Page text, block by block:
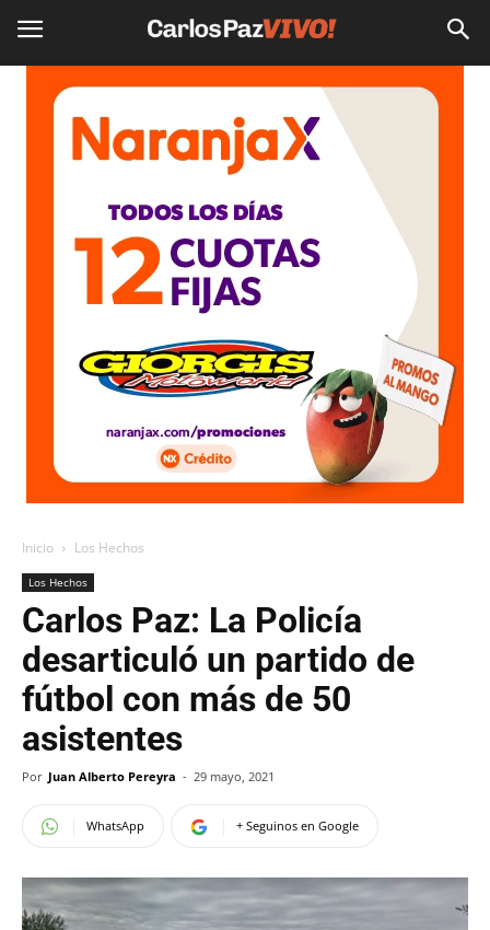
Inicio Los Hechos
Los Hechos
Carlos Paz: La Policía
desarticuló un partido de
fútbol con más de 50
asistentes
Por Juan Alberto Pereyra - 29 mayo, 2021
WhatsApp + Seguinos en Google